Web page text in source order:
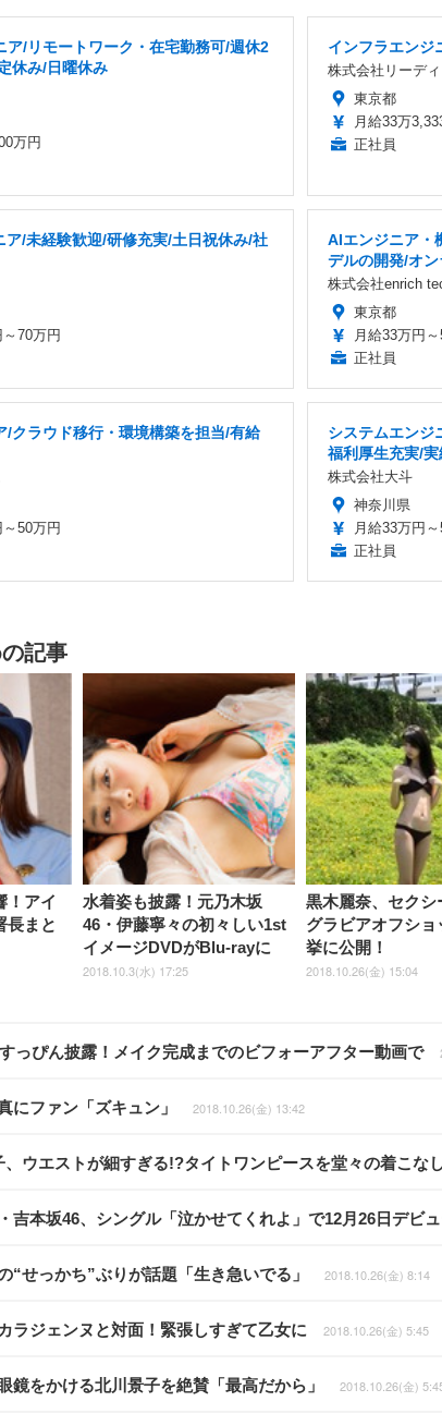
ア/リモートワーク・在宅勤務可/週休2
休み/日曜休み
万円
インフラエンジ
株式会社リーデ
東京都
月給33万
正社員
ア/未経験歓迎/研修充実/土日祝休み/社
70万円
AIエンジニア・
デルの開発/オ
株式会社enrich
東京都
月給33万円
正社員
/クラウド移行・環境構築を担当/有給
50万円
システムエンジ
福利厚生充実/
株式会社大斗
神奈川県
月給33万円
正社員
記事
！アイ
長まと
水着姿も披露！元乃木坂
46・伊藤寧々の初々しい1st
イメージDVDがBlu-rayに
2018.10.3(水) 17:25
黒木麗奈、セクシ
グラビアオフショ
挙に公開！
2018.10.26(金) 15:04
っぴん披露！メイク完成までのビフォーアフター動画で
にファン「ズキュン」 2018.10.26(金) 13:42
ウエストが細すぎる!?タイトワンピースを堂々の着こな
吉本坂46、シングル「泣かせてくれよ」で12月26日デビ
“せっかち”ぶりが話題「生き急いでる」 2018.10.26(金) 8:14
ラジェンヌと対面！緊張しすぎて乙女に 2018.10.26(金) 5:45
鏡をかける北川景子を絶賛「最高だから」 2018.10.26(金)